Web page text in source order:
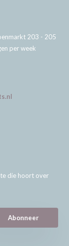
203 - 205
per week
die hoort over
Abonneer